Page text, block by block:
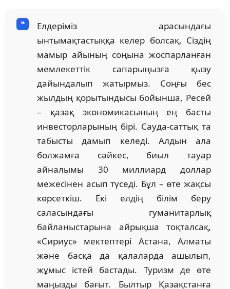
Елдеріміз арасындағы
ынтымақтастыққа келер болсақ, Сіздің
мамыр айының соңына жоспарланған
мемлекеттік сапарыңызға қызу
дайындалып жатырмыз. Соңғы бес
жылдың қорытындысы бойынша, Ресей
– қазақ экономикасының ең басты
инвесторларының бірі. Сауда-саттық та
табысты дамып келеді. Алдын ала
болжамға сәйкес, биыл тауар
айналымы 30 миллиард доллар
межесінен асып түседі. Бұл – өте жақсы
көрсеткіш. Екі елдің білім беру
саласындағы гуманитарлық
байланыстарына айрықша тоқталсақ,
«Сириус» мектептері Астана, Алматы
және басқа да қалаларда ашылып,
жұмыс істей бастады. Туризм де өте
маңызды бағыт. Былтыр Қазақстанға